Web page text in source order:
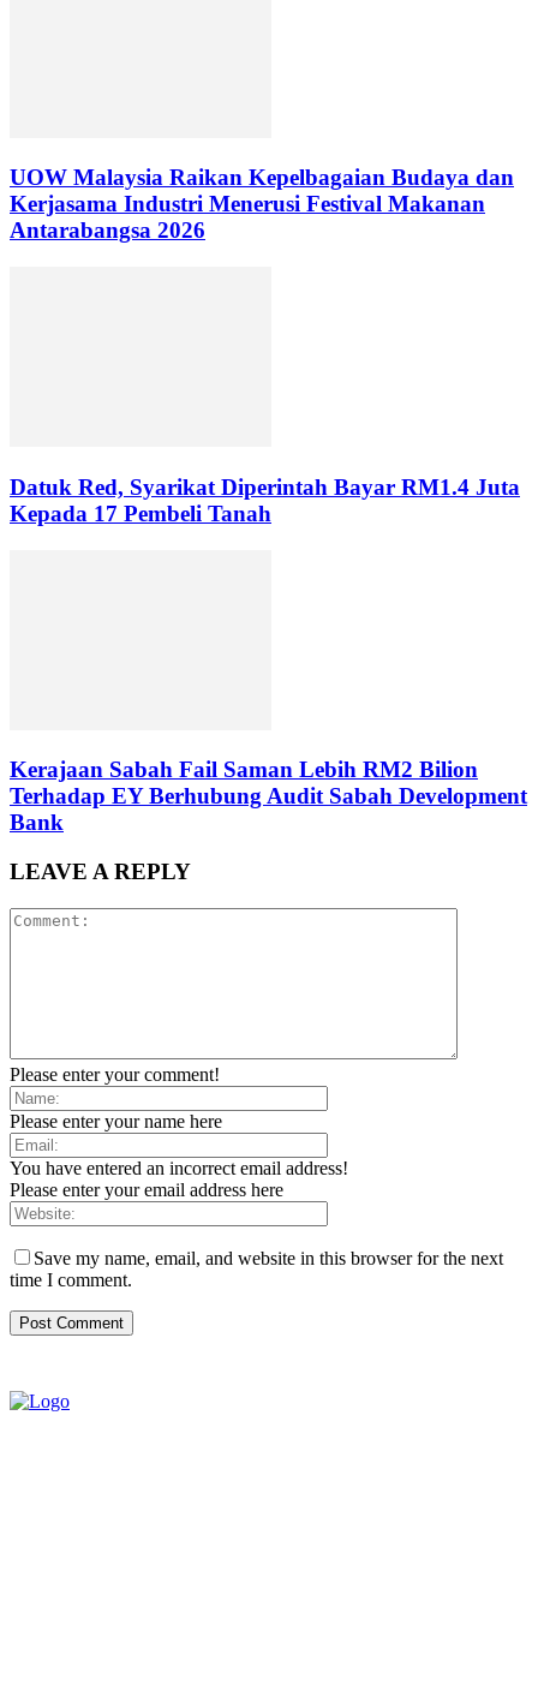
UOW Malaysia Raikan Kepelbagaian Budaya dan
Kerjasama Industri Menerusi Festival Makanan
Antarabangsa 2026
Datuk Red, Syarikat Diperintah Bayar RM1.4 Juta
Kepada 17 Pembeli Tanah
Kerajaan Sabah Fail Saman Lebih RM2 Bilion
Terhadap EY Berhubung Audit Sabah Development
Bank
LEAVE A REPLY
Please enter your comment!
Please enter your name here
You have entered an incorrect email address!
Please enter your email address here
Save my name, email, and website in this browser for the next
time I comment.